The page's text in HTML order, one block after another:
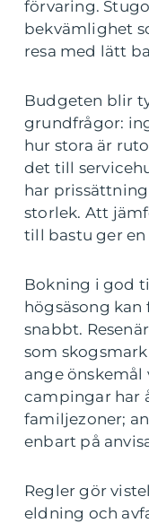
förvaring.
bekvämlighet
resa med lätt
Budgeten blir
grundfrågor:
hur stora är
det till
har
storlek. Att
till bastu ger
Bokning i god
högsäsong
snabbt.
som
ange önskemål
campingar har
familjezoner;
enbart på
Regler gör
eldning och